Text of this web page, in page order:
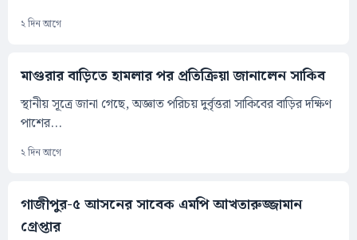
২ দিন আগে
মাগুরার বাড়িতে হামলার পর প্রতিক্রিয়া জানালেন সাকিব
স্থানীয় সূত্রে জানা গেছে, অজ্ঞাত পরিচয় দুর্বৃত্তরা সাকিবের বাড়ির দক্ষিণ
পাশের...
২ দিন আগে
গাজীপুর-৫ আসনের সাবেক এমপি আখতারুজ্জামান
গ্রেপ্তার